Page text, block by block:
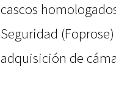
cascos
Seguridad
adquisición de